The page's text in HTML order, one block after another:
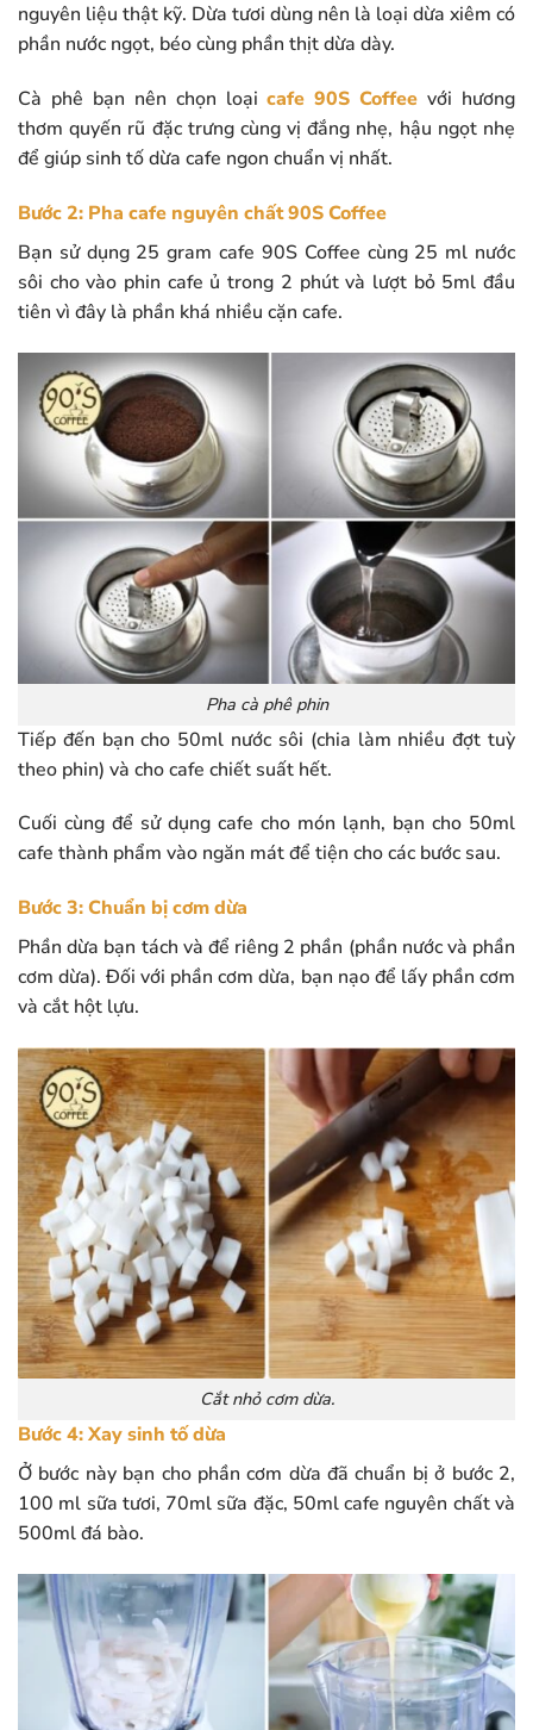
nguyên liệu thật kỹ. Dừa tươi dùng nên là loại dừa xiêm có
phần nước ngọt, béo cùng phần thịt dừa dày.
Cà phê bạn nên chọn loạicafe 90S Coffee với hương
thơm quyến rũ đặc trưng cùng vị đắng nhẹ, hậu ngọt nhẹ
để giúp sinh tố dừa cafe ngon chuẩn vị nhất.
Bước 2: Pha cafe nguyên chất 90S Coffee
Bạn sử dụng 25 gram cafe 90S Coffee cùng 25 ml nước
sôi cho vào phin cafe ủ trong 2 phút và lượt bỏ 5ml đầu
tiên vì đây là phần khá nhiều cặn cafe.
Pha cà phê phin
Tiếp đến bạn cho 50ml nước sôi (chia làm nhiều đợt tuỳ
theo phin) và cho cafe chiết suất hết.
Cuối cùng để sử dụng cafe cho món lạnh, bạn cho 50ml
cafe thành phẩm vào ngăn mát để tiện cho các bước sau.
Bước 3: Chuẩn bị cơm dừa
Phần dừa bạn tách và để riêng 2 phần (phần nước và phần
cơm dừa). Đối với phần cơm dừa, bạn nạo để lấy phần cơm
và cắt hột lựu.
Cắt nhỏ cơm dừa.
Bước 4: Xay sinh tố dừa
Ở bước này bạn cho phần cơm dừa đã chuẩn bị ở bước 2,
100 ml sữa tươi, 70ml sữa đặc, 50ml cafe nguyên chất và
500ml đá bào.